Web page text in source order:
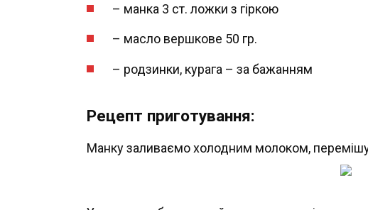
– манка 3 ст. ложки з гіркою
– масло вершкове 50 гр.
– родзинки, курага – за бажанням
Рецепт приготування:
Манку заливаємо холодним молоком,